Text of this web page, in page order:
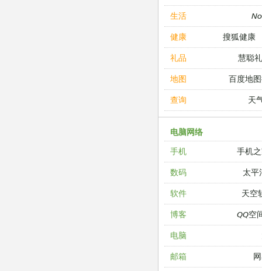
生活
健康 搜狐健康
礼品 慧聪
地图 百度地
查询 天
电脑网络
手机
手机
数码 太平
软件 天空
博客 QQ空
电脑
邮箱